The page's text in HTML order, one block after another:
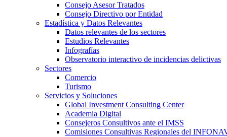
Consejo Asesor Tratados
Consejo Directivo por Entidad
Estadística y Datos Relevantes
Datos relevantes de los sectores
Estudios Relevantes
Infografías
Observatorio interactivo de incidencias delictivas
Sectores
Comercio
Turismo
Servicios y Soluciones
Global Investment Consulting Center
Academia Digital
Consejeros Consultivos ante el IMSS
Comisiones Consultivas Regionales del